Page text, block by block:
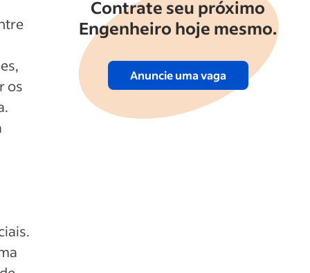
os
Contrate seu próximo
Engenheiro hoje mesmo.
Anuncie uma vaga